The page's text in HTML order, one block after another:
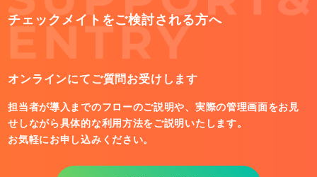
チェックメイトをご検討される方へ
オンラインにてご質問お受けします
担当者が導入までのフローのご説明や、実際の管理画面をお見
せしながら具体的な利用方法をご説明いたします。
お気軽にお申し込みください。